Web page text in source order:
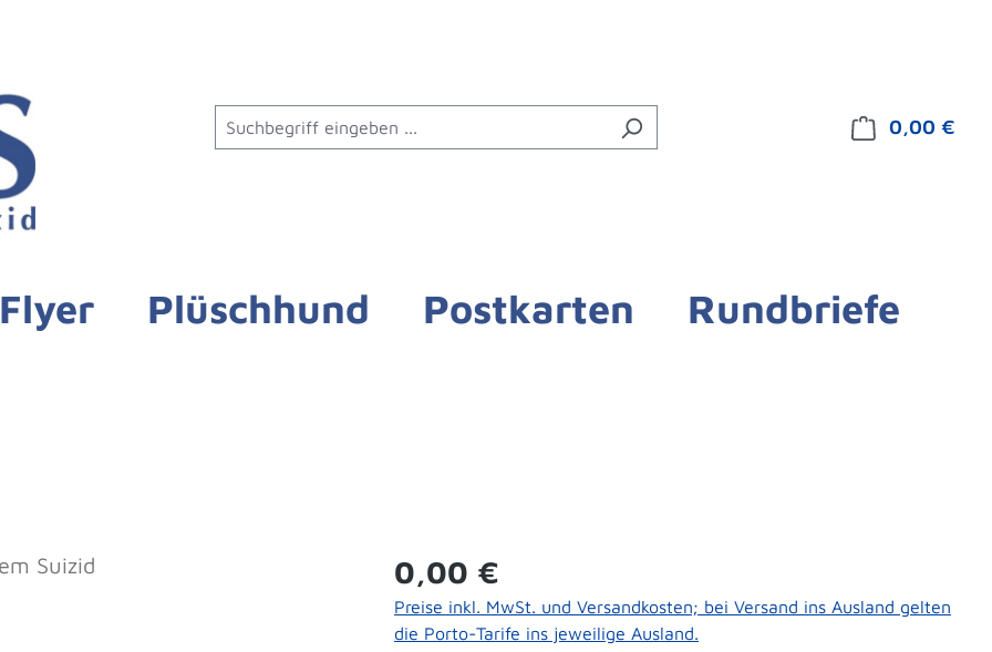
0,00 €
Flyer Plüschhund Postkarten Rundbriefe
Regulärer Preis:
0,00 €
Preise inkl. MwSt. und Versandkosten; bei Versand ins Ausland gelten
die Porto-Tarife ins jeweilige Ausland.